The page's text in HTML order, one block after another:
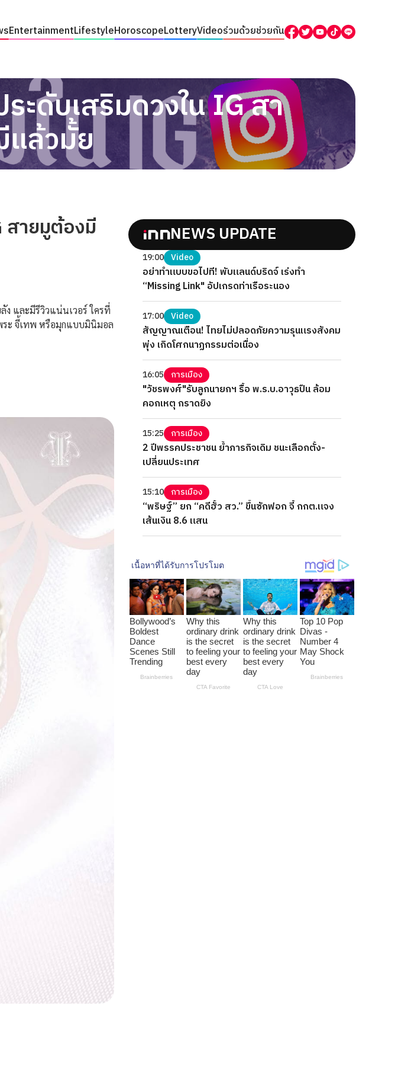
EntertainmentLifestyleHoroscopeLotteryVideoร่วมด้วยช่วยกัน
ะดับเสริมดวงใน IG สา
ล้วมั้ย
สายมูต้องมี
และมีรีวิวแน่นเวอร์ ใครที่
ระ จี้เทพ หรือมุกแบบมินิมอล
NEWS UPDATE
19:00 Video
อย่าทำแบบขอไปที! พับแลนด์บริดจ์ เร่งทำ
“Missing Link" อัปเกรดท่าเรือระนอง
17:00 Video
สัญญาณเตือน! ไทยไม่ปลอดภัยความรุนแรงสังคม
พุ่ง เกิดโศกนาฏกรรมต่อเนื่อง
16:05 การเมือง
"วัชรพงศ์"รับลูกนายกฯ รื้อ พ.ร.บ.อาวุธปืน ล้อม
คอกเหตุ กราดยิง
15:25 การเมือง
2 ปีพรรคประชาชน ย้ำภารกิจเดิม ชนะเลือกตั้ง-
เปลี่ยนประเทศ
15:10 การเมือง
“พริษฐ์” ยก “คดีฮั้ว สว.” ขึ้นซักฟอก จี้ กกต.แจง
เส้นเงิน 8.6 แสน